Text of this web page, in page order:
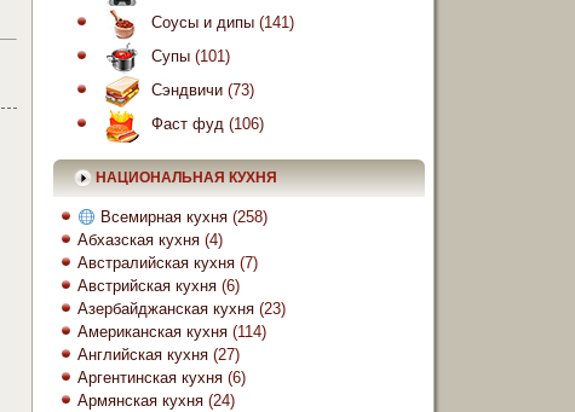
Соусы и дипы (141)
Супы (101)
Сэндвичи (73)
Фаст фуд (106)
НАЦИОНАЛЬНАЯ КУХНЯ
Всемирная кухня(258)
Абхазская кухня (4)
Австралийская кухня (7)
Австрийская кухня (6)
Азербайджанская кухня (23)
Американская кухня (114)
Английская кухня (27)
Аргентинская кухня (6)
Армянская кухня (24)